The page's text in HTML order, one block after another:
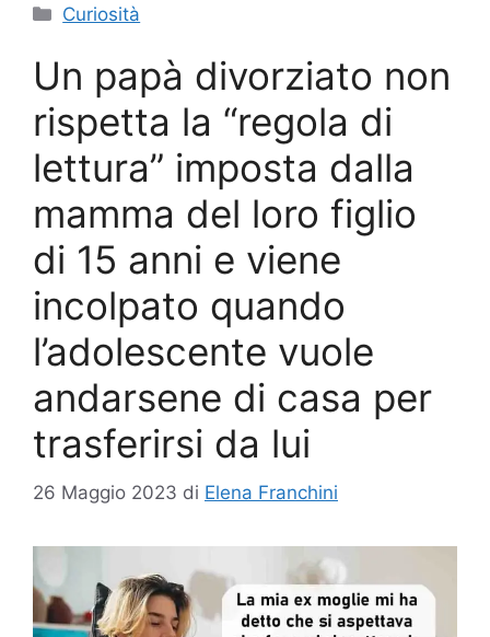
Categorie
Curiosità
Un papà divorziato non
rispetta la “regola di
lettura” imposta dalla
mamma del loro figlio
di 15 anni e viene
incolpato quando
l’adolescente vuole
andarsene di casa per
trasferirsi da lui
26 Maggio 2023 di Elena Franchini